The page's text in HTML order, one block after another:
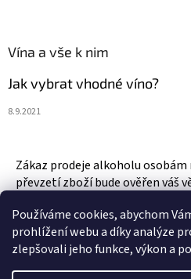
Používáme cookies, abychom
prohlížení webu a díky analýze
zlepšovali jeho funkce, výkon a
Vína a vše k nim
Jak vybrat vhodné víno?
8.9.2021
Zákaz prodeje alkoholu
převzetí zboží bude ověřen váš